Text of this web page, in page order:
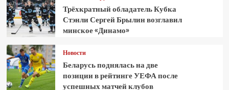
Трёхкратный обладатель Кубка
Стэнли Сергей Брылин возглавил
минское «Динамо»
Новости
Беларусь поднялась на две
позиции в рейтинге УЕФА после
успешных матчей клубов